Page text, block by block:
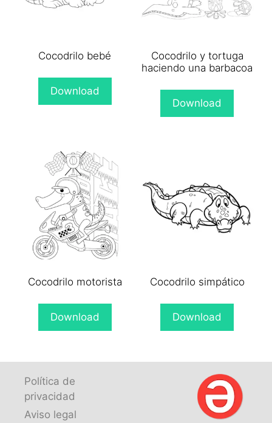
Cocodrilo bebé
Download
Cocodrilo y tortuga
haciendo una barbacoa
Download
Cocodrilo motorista
Download
Cocodrilo simpático
Download
Política de
privacidad
Aviso legal